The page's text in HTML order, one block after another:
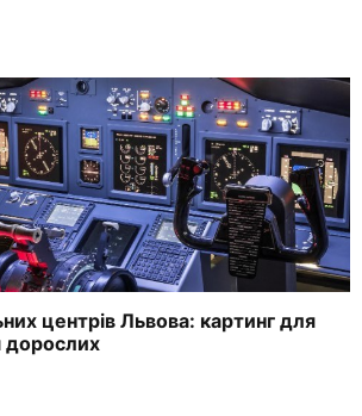
центрів Львова: картинг для
дорослих